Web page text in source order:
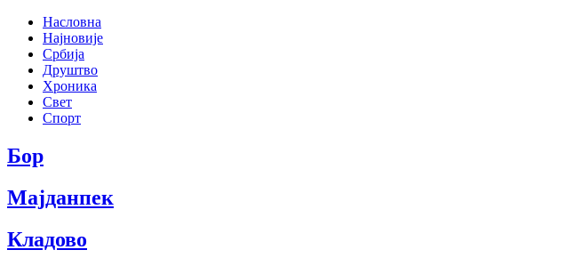
Насловна
Најновије
Србија
Друштво
Хроника
Свет
Спорт
Бор
Мајданпек
Кладово